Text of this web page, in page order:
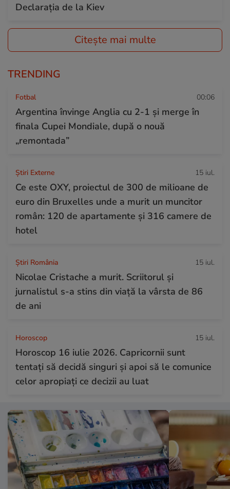
Declarația de la Kiev
Citește mai multe
TRENDING
Fotbal 00:06
Argentina învinge Anglia cu 2-1 și merge în
finala Cupei Mondiale, după o nouă
„remontada”
Știri Externe 15 iul.
Ce este OXY, proiectul de 300 de milioane de
euro din Bruxelles unde a murit un muncitor
român: 120 de apartamente și 316 camere de
hotel
Știri România 15 iul.
Nicolae Cristache a murit. Scriitorul și
jurnalistul s-a stins din viață la vârsta de 86
de ani
Horoscop 15 iul.
Horoscop 16 iulie 2026. Capricornii sunt
tentați să decidă singuri și apoi să le comunice
celor apropiați ce decizii au luat